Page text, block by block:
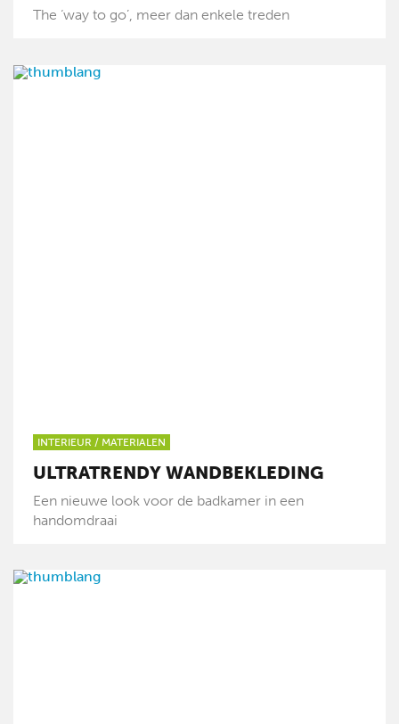
The ‘way to go’, meer dan enkele treden
INTERIEUR / MATERIALEN
ULTRATRENDY WANDBEKLEDING
Een nieuwe look voor de badkamer in een
handomdraai